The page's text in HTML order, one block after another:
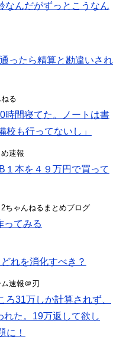
なんだがずっとこうなん
ったら精算と勘違いされ
る
時間寝てた。ノートは書
校も行ってないし」
速報
１本を４９万円で買って
ちゃんねるまとめブログ
ってみる
れを消化すべき？
速報＠刃
ろ31万しか計算されず、
た。19万返して欲し
に！